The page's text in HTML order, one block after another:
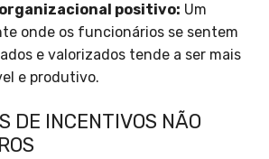
positivo: Um
onde os funcionários se sentem
e valorizados tende a ser mais
e produtivo.
DE INCENTIVOS NÃO